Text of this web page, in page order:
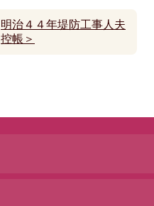
明治４４年堤防工事人夫
控帳＞